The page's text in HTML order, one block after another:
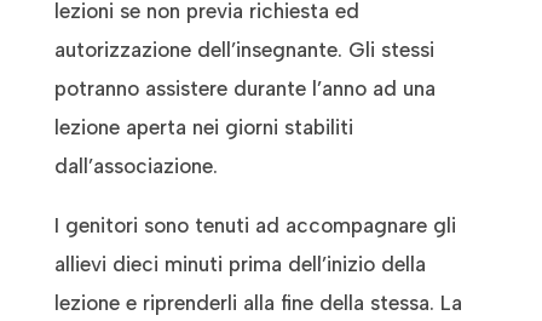
lezioni se non previa richiesta ed
autorizzazione dell’insegnante. Gli stessi
potranno assistere durante l’anno ad una
lezione aperta nei giorni stabiliti
dall’associazione.
I genitori sono tenuti ad accompagnare gli
allievi dieci minuti prima dell’inizio della
lezione e riprenderli alla fine della stessa. La